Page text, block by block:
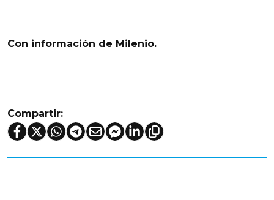
Con información de Milenio.
Compartir: